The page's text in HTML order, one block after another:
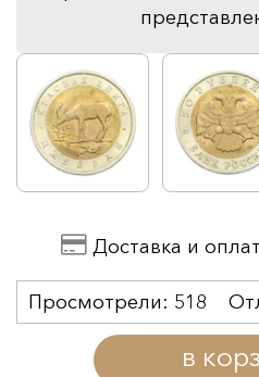
в
Просмотрели: 518
Доставка и